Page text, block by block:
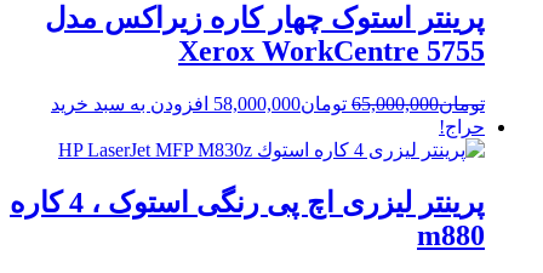
پرینتر استوک چهار کاره زیراکس مدل
Xerox WorkCentre 5755
تومان65,000,000
Original
was:
تومان65,000,000.
تومان58,000,000
Current
is:
افزودن به سبد خرید
حراج!
پرینتر لیزری اچ پی رنگی استوک ، 4 کاره
m880